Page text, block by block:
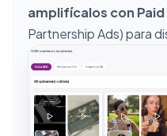
amplifícalos con Paid
Partnership Ads) para